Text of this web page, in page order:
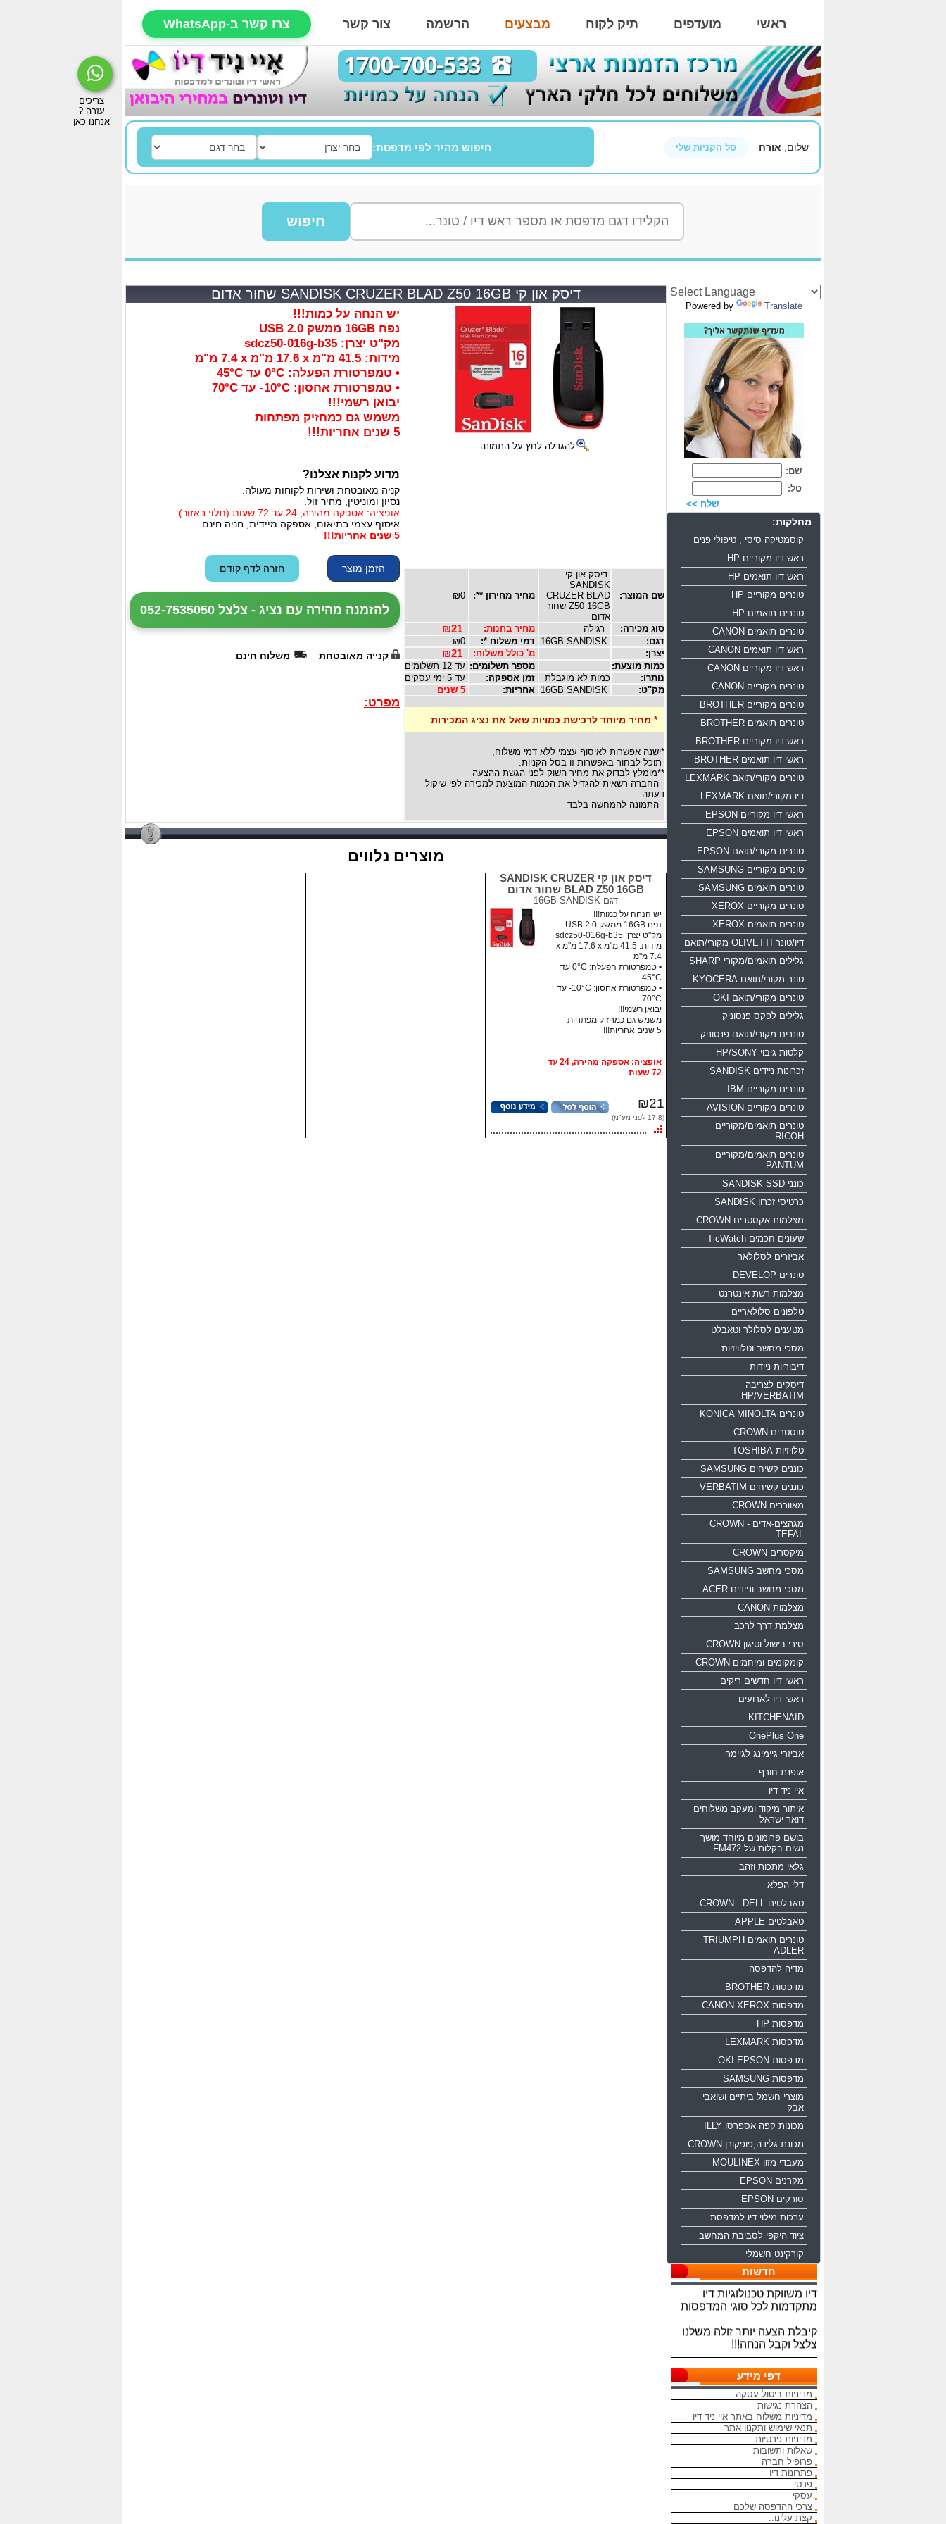
ראשי מועדפים תיק לקוח מבצעים הרשמה צור קשר צרו קשר ב-WhatsApp
שלום, אורח סל הקניות שלי חיפוש מהיר לפי מדפסת:
חיפוש
דיסק און קי SANDISK CRUZER BLAD Z50 16GB שחור אדום
להגדלה לחץ על התמונה
שם המוצר:
דיסק און קי
SANDISK
CRUZER BLAD
Z50 16GB שחור
אדום
מחיר מחירון **: ₪0
סוג מכירה: רגילה מחיר בחנות:
דגם: דמי משלוח *:
יצרן:
מ' כולל משלוח:
כמות מוצעת: מספר תשלומים: עד 12 תשלומים
נותרו:
כמות לא מוגבלת זמן אספקה:
עד 5 ימי עסקים
מק"ט:
אחריות:
* מחיר מיוחד לרכישת כמויות שאל את נציג המכירות
*ישנה אפשרות לאיסוף עצמי ללא דמי משלוח,
תוכל לבחור באפשרות זו בסל הקניות.
**מומלץ לבדוק את מחיר השוק לפני הגשת ההצעה
החברה רשאית להגדיל את הכמות המוצעת למכירה לפי שיקול
דעתה
התמונה להמחשה בלבד
יש הנחה על כמות!!!
נפח 16GB ממשק USB 2.0
מק"ט יצרן: sdcz50-016g-b35
מידות: ‏41.5 מ"מ x ‏17.6 מ"מ x ‏7.4 מ"מ
• טמפרטורת הפעלה: ‏0°C עד 45°C
• טמפרטורת אחסון:‏ 10°C- עד 70°C
יבואן רשמי!!!
משמש גם כמחזיק מפתחות
5 שנים אחריות!!!
מדוע לקנות אצלנו?
קניה מאובטחת ושירות לקוחות מעולה.
נסיון ומוניטין, מחיר זול.
אופציה: אספקה מהירה, 24 עד 72 שעות (תלוי באזור)
איסוף עצמי בתיאום, אספקה מיידית, חניה חינם
5 שנים אחריות!!!
להזמנה מהירה עם נציג - צלצל 052-7535050
קנייה מאובטחת משלוח חינם
מפרט:
מוצרים נלווים
דיסק און קי SANDISK CRUZER
BLAD Z50 16GB שחור אדום
דגם 16GB SANDISK
יש הנחה על כמות!!!
נפח 16GB ממשק USB 2.0
מק"ט יצרן: sdcz50-016g-b35
מידות: ‏41.5 מ"מ x ‏17.6 מ"מ x
• טמפרטורת הפעלה: ‏0°C עד
45°C
• טמפרטורת אחסון:‏ 10°C- עד
70°C
יבואן רשמי!!!
משמש גם כמחזיק מפתחות
5 שנים אחריות!!!
אופציה: אספקה מהירה, 24 עד
72 שעות
₪21
(17.8 לפני מע"מ)
Powered by Translate
שם:
טל:
שלח >>
מחלקות:
קוסמטיקה סיסי , טיפולי פנים
ראש דיו מקוריים HP
ראש דיו תואמים HP
טונרים מקוריים HP
טונרים תואמים HP
טונרים תואמים CANON
ראש דיו תואמים CANON
ראש דיו מקוריים CANON
טונרים מקוריים CANON
טונרים מקוריים BROTHER
טונרים תואמים BROTHER
ראש דיו מקוריים BROTHER
ראשי דיו תואמים BROTHER
טונרים מקורי/תואם LEXMARK
דיו מקורי/תואם LEXMARK
ראשי דיו מקוריים EPSON
ראשי דיו תואמים EPSON
טונרים מקורי/תואם EPSON
טונרים מקוריים SAMSUNG
טונרים תואמים SAMSUNG
טונרים מקוריים XEROX
טונרים תואמים XEROX
דיו/טונר OLIVETTI מקורי/תואם
גלילים תואמים/מקורי SHARP
טונר מקורי/תואם KYOCERA
טונרים מקורי/תואם OKI
גלילים לפקס פנסוניק
טונרים מקורי/תואם פנסוניק
קלטות גיבוי HP/SONY
זכרונות ניידים SANDISK
טונרים מקוריים IBM
טונרים מקוריים AVISION
טונרים תואמים/מקוריים
RICOH
טונרים תואמים/מקוריים
PANTUM
כונני SANDISK SSD
כרטיסי זכרון SANDISK
מצלמות אקסטרים CROWN
שעונים חכמים TicWatch
אביזרים לסלולאר
טונרים DEVELOP
מצלמות רשת-אינטרנט
טלפונים סלולאריים
מטענים לסלולר וטאבלט
מסכי מחשב וטלוויזיות
דיבוריות ניידות
דיסקים לצריבה
HP/VERBATIM
טונרים KONICA MINOLTA
טוסטרים CROWN
טלויזיות TOSHIBA
כוננים קשיחים SAMSUNG
כוננים קשיחים VERBATIM
מאווררים CROWN
מגהצים-אדים CROWN -
TEFAL
מיקסרים CROWN
מסכי מחשב SAMSUNG
מסכי מחשב וניידים ACER
מצלמות CANON
מצלמת דרך לרכב
סירי בישול וטיגון CROWN
קומקומים ומיחמים CROWN
ראשי דיו חדשים ריקים
ראשי דיו לארועים
KITCHENAID
OnePlus One
אביזרי גיימינג לגיימר
אופנת חורף
איי ניד דיו
איתור מיקוד ומעקב משלוחים
דואר ישראל
בושם פרומונים מיוחד מושך
נשים בקלות של FM472
גלאי מתכות וזהב
דלי הפלא
טאבלטים CROWN - DELL
טאבלטים APPLE
טונרים תואמים TRIUMPH
ADLER
מדיה להדפסה
מדפסות BROTHER
מדפסות CANON-XEROX
מדפסות HP
מדפסות LEXMARK
מדפסות OKI-EPSON
מדפסות SAMSUNG
מוצרי חשמל ביתיים ושואבי
אבק
מכונות קפה אספרסו ILLY
מכונת גלידה,פופקורן CROWN
מעבדי מזון MOULINEX
מקרנים EPSON
סורקים EPSON
ערכות מילוי דיו למדפסת
ציוד היקפי לסביבת המחשב
קורקינט חשמלי
חדשות
ברוכים הבאים לחברת איי ניד
דיו משווקת טכנולוגיות דיו
מתקדמות לכל סוגי המדפסות
צלצל וקבל הנחה!!!
מתחייבים להיות הכי זולים
בארץ בראשי הדיו והטונרים
התואמים, יש אפשרות למשלוח
מהיום להיום
המחירים באתר אינם סופיים,יש
הנחה על קניה כמותית פרטים
במרכז ההזמנות
מאמינים אך ורק ביחס אישי
הוגן ובהקשבה
ללקוחות.בזכותכם הצלחתנו
בכל שאלה עניין והתלבטות אין
דפי מידע
מדיניות ביטול עסקה
הצהרת נגישות
מדיניות משלוח באתר איי ניד דיו
תנאי שימוש ותקנון אתר
מדיניות פרטיות
שאלות ותשובות
פרופיל חברה
פתרונות דיו
פרטי
עסקי
צרכי ההדפסה שלכם
קצת עלינו..